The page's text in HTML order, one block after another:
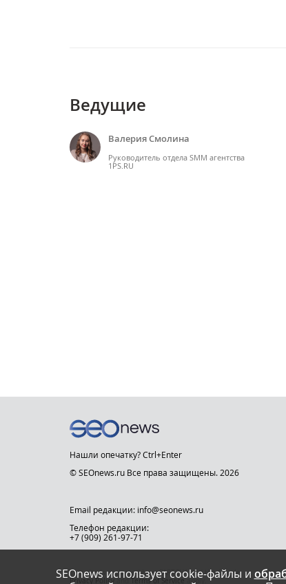
Ведущие
Валерия Смолина
Руководитель отдела SMM агентства
1PS.RU
SEOnews использует cookie-файлы и
Нашли опечатку? Ctrl+Enter
© SEOnews.ru Все права защищены. 2026
Email редакции: info@seonews.ru
Телефон редакции:
+7 (909) 261-97-71
This site is protected by reCAPTCHA and the Google
Privacy Policyand Terms of Serviceapply.